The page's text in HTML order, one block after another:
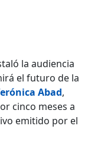
la audiencia
el futuro de la
Abad,
cinco meses a
emitido por el